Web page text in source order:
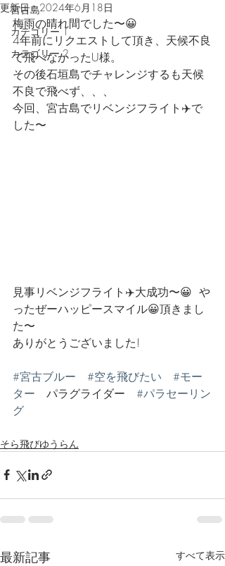
宮古島
カテゴリー 1
カテゴリー 2
更新日：2024年6月18日
梅雨の晴れ間でした〜😀
4年前にリクエストして頂き、天候不良
で飛べなかったU様。
その後石垣島でチャレンジするも天候
不良で飛べず、、、
今回、宮古島でリベンジフライト✈️で
した〜
見事リベンジフライト✈️大成功〜😀  や
ったぜーハッピースマイル😀頂きまし
た〜
ありがとうございました!
#宮古ブルー #空を飛びたい
#モー
ター パラグライダー #パラセーリン
グ
そら飛びゆうらん
最新記事 すべて表示